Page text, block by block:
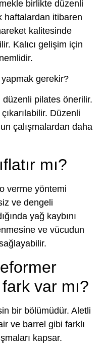
birlikte düzenli
haftalardan itibaren
kalitesinde
Kalıcı gelişim için
gerekir?
düzenli pilates önerilir.
Düzenli
çalışmalardan daha
mı?
verme yöntemi
ve dengeli
yağ kaybını
ve vücudun
var mı?
bir bölümüdür. Aletli
ve barrel gibi farklı
kapsar.